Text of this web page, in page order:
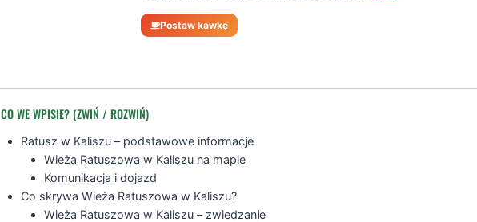
Postaw kawkę
CO WE WPISIE? (ZWIŃ / ROZWIŃ)
Ratusz w Kaliszu – podstawowe informacje
Wieża Ratuszowa w Kaliszu na mapie
Komunikacja i dojazd
Co skrywa Wieża Ratuszowa w Kaliszu?
Wieża Ratuszowa w Kaliszu – zwiedzanie